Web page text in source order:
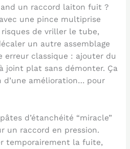
un raccord laiton fuit ?
une pince multiprise
de vriller le tube,
un autre assemblage
erreur classique : ajouter du
joint plat sans démonter. Ça
d’une amélioration… pour
d’étanchéité “miracle”
un raccord en pression.
temporairement la fuite,